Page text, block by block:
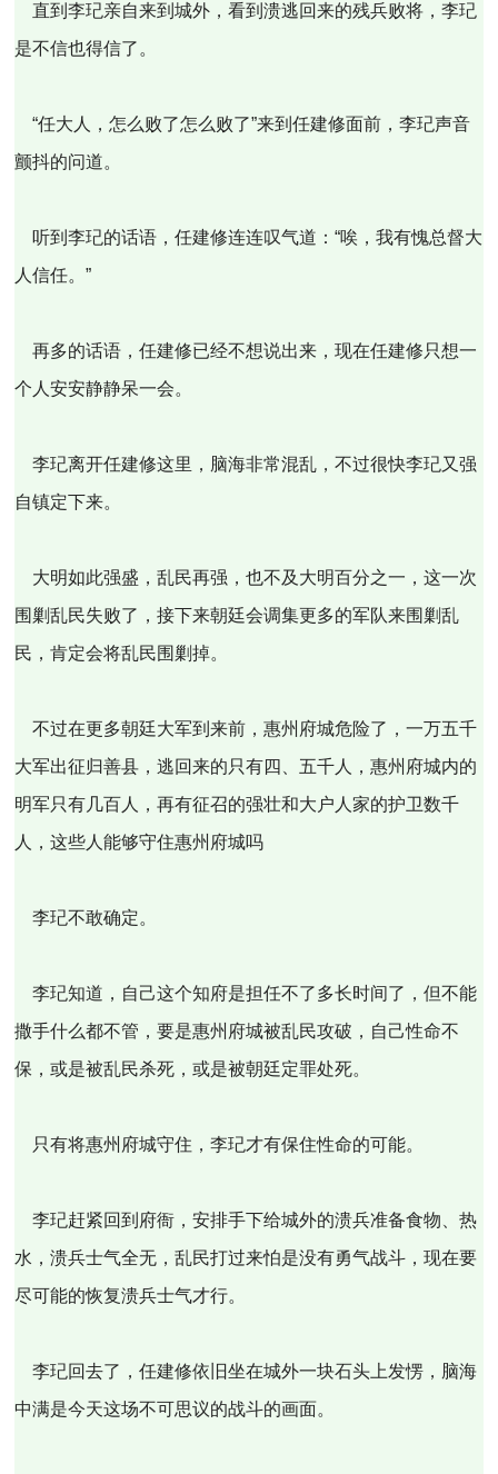
直到李玘亲自来到城外，看到溃逃回来的残兵败将，李玘
是不信也得信了。
“任大人，怎么败了怎么败了”来到任建修面前，李玘声音
颤抖的问道。
听到李玘的话语，任建修连连叹气道：“唉，我有愧总督大
人信任。”
再多的话语，任建修已经不想说出来，现在任建修只想一
个人安安静静呆一会。
李玘离开任建修这里，脑海非常混乱，不过很快李玘又强
自镇定下来。
大明如此强盛，乱民再强，也不及大明百分之一，这一次
围剿乱民失败了，接下来朝廷会调集更多的军队来围剿乱
民，肯定会将乱民围剿掉。
不过在更多朝廷大军到来前，惠州府城危险了，一万五千
大军出征归善县，逃回来的只有四、五千人，惠州府城内的
明军只有几百人，再有征召的强壮和大户人家的护卫数千
人，这些人能够守住惠州府城吗
李玘不敢确定。
李玘知道，自己这个知府是担任不了多长时间了，但不能
撒手什么都不管，要是惠州府城被乱民攻破，自己性命不
保，或是被乱民杀死，或是被朝廷定罪处死。
只有将惠州府城守住，李玘才有保住性命的可能。
李玘赶紧回到府衙，安排手下给城外的溃兵准备食物、热
水，溃兵士气全无，乱民打过来怕是没有勇气战斗，现在要
尽可能的恢复溃兵士气才行。
李玘回去了，任建修依旧坐在城外一块石头上发愣，脑海
中满是今天这场不可思议的战斗的画面。